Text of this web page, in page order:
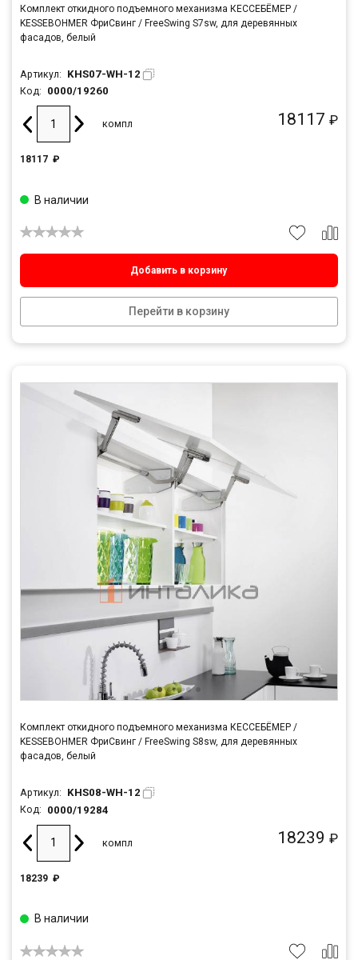
Комплект откидного подъемного механизма КЕССЕБЁМЕР /
KESSEBOHMER ФриСвинг / FreeSwing S7sw, для деревянных
фасадов, белый
Артикул: KHS07-WH-12
Код: 0000/19260
18117 ₽
компл
18117 ₽
Добавить в корзину
Перейти в корзину
В наличии
Комплект откидного подъемного механизма КЕССЕБЁМЕР /
KESSEBOHMER ФриСвинг / FreeSwing S8sw, для деревянных
фасадов, белый
Артикул: KHS08-WH-12
Код: 0000/19284
18239 ₽
компл
18239 ₽
В наличии